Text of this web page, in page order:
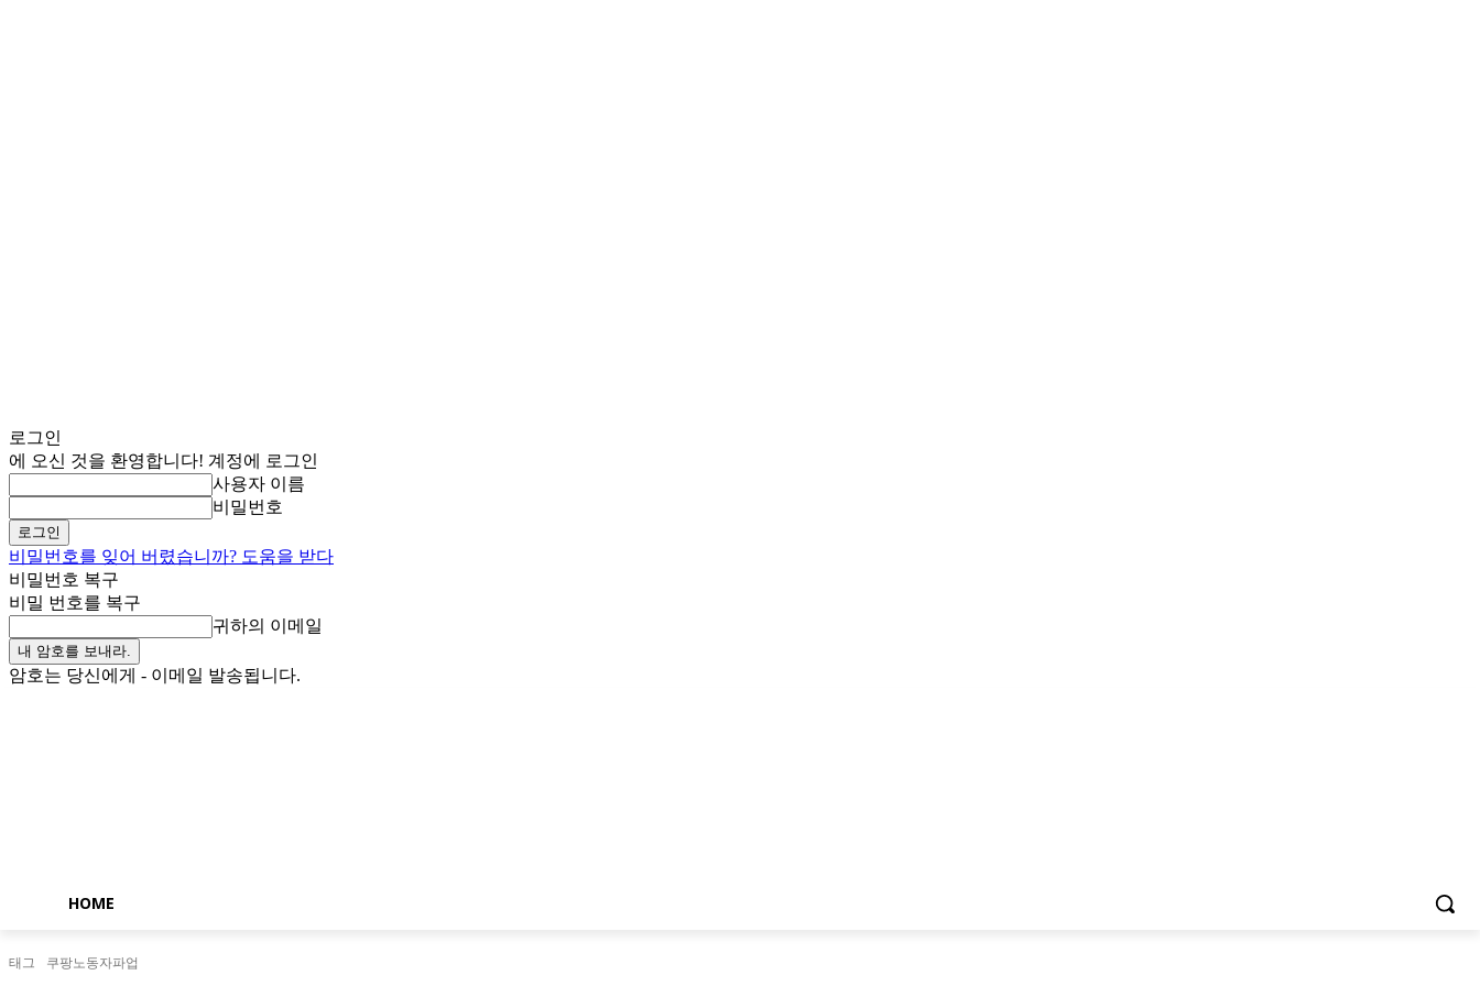
로그인
에 오신 것을 환영합니다! 계정에 로그인
사용자 이름
비밀번호
비밀번호를 잊어 버렸습니까? 도움을 받다
비밀번호 복구
비밀 번호를 복구
귀하의 이메일
암호는 당신에게 - 이메일 발송됩니다.
HOME
태그 쿠팡노동자파업